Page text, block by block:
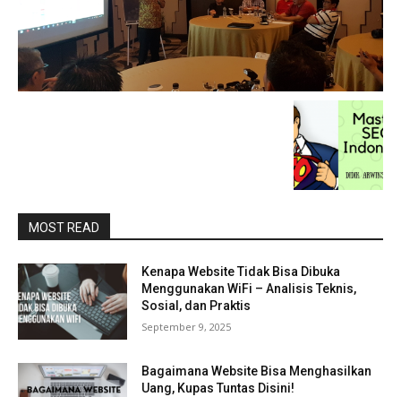
MOST READ
Kenapa Website Tidak Bisa Dibuka
Menggunakan WiFi – Analisis Teknis,
Sosial, dan Praktis
September 9, 2025
Bagaimana Website Bisa Menghasilkan
Uang, Kupas Tuntas Disini!